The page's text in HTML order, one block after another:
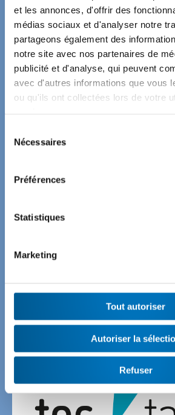
et les annonces, d'offrir des
médias sociaux et d'analyser notre
partageons également des
notre site avec nos partenaires de
publicité et d'analyse, qui peuvent
avec d'autres informations que vous
ou qu'ils ont collectées lors de votre
Nécessaires
Préférences
Statistiques
Marketing
Tout autoriser
Autoriser la
Refuser
Réflexions sur
TecTalk, c’est le nouveau podcast et
en davantage sur la technologie
des inventeurs et à des travailleuses,
évolutions technologiques, les offres
entendu, les défis politiques qui nous
chaque premier mardi du mois.